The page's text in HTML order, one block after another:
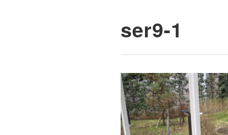
ser9-1